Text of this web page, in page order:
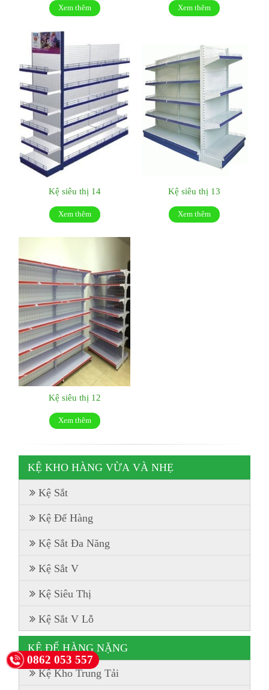
Xem thêm Xem thêm
Kệ siêu thị 14
Xem thêm
Kệ siêu thị 13
Xem thêm
Kệ siêu thị 12
Xem thêm
KỆ KHO HÀNG VỪA VÀ NHẸ
Kệ Sắt
Kệ Để Hàng
Kệ Sắt Đa Năng
Kệ Sắt V
Kệ Siêu Thị
Kệ Sắt V Lỗ
KỆ ĐỂ HÀNG NẶNG
Kệ Kho Trung Tải
0862 053 557